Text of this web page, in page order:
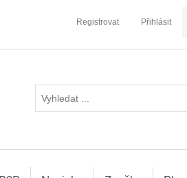
Registrovat Přihlásit